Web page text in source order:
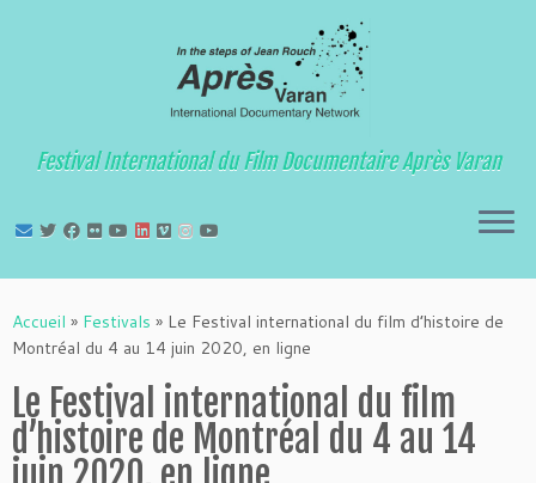
au
contenu
Festival International du Film Documentaire Après Varan
Accueil » Festivals » Le Festival international du film d’histoire de
Montréal du 4 au 14 juin 2020, en ligne
Le Festival international du film
d’histoire de Montréal du 4 au 14